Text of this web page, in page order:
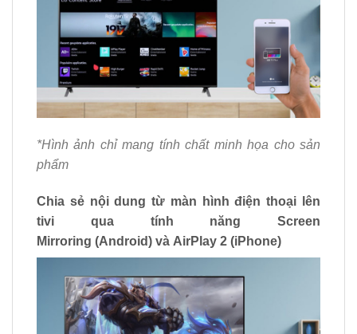
*Hình ảnh chỉ mang tính chất minh họa cho sản
phẩm
Chia sẻ nội dung từ màn hình điện thoại lên
tivi qua tính năng Screen
Mirroring (Android) và AirPlay 2 (iPhone)